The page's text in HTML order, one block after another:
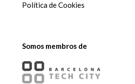
Política de Cookies
Somos membros de